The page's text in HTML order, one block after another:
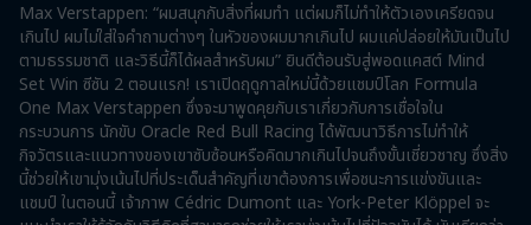
Max Verstappen: “ผมสนุกกับสิ่งที่ผมทำ แต่ผมก็ไม่ทำให้ตัวเองเครียดจน
เกินไป ผมไม่ใส่ใจคำถามต่างๆ ในหัวของผมมากเกินไป ผมแค่ปล่อยให้มันเป็นไป
ตามธรรมชาติ และวิธีนี้ก็ได้ผลสำหรับผม” ยินดีต้อนรับสู่พอดแคสต์ Mind
Set Win ซีซัน 2 ตอนแรก! เราเปิดฤดูกาลใหม่นี้ด้วยแชมป์โลก Formula
One Max Verstappen ซึ่งจะมาพูดคุยกับเราเกี่ยวกับการเชื่อใจใน
กระบวนการ นักขับ Oracle Red Bull Racing ได้พัฒนาวิธีการไม่ทำให้
กิจวัตรและแนวทางของเขาซับซ้อนหรือคิดมากเกินไปจนถึงขั้นเชี่ยวชาญ ซึ่งสิ่ง
นี้ช่วยให้เขามุ่งเน้นไปที่ประเด็นสำคัญที่เขาต้องการเพื่อชนะการแข่งขันและ
แชมป์ ในตอนนี้ เจ้าภาพ Cédric Dumont และ York-Peter Klöppel จะ